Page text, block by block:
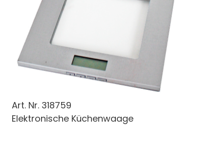
Art. Nr. 318759
Elektronische Küchenwaage